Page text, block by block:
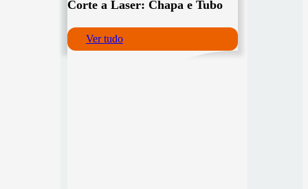
Corte a Laser: Chapa e Tubo
Ver tudo